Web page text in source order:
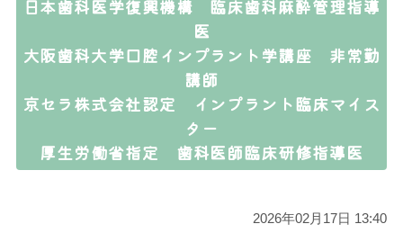
日本歯科医学復興機構 臨床歯科麻酔管理指導
医
大阪歯科大学口腔インプラント学講座 非常勤
講師
京セラ株式会社認定 インプラント臨床マイス
ター
厚生労働省指定 歯科医師臨床研修指導医
2026年02月17日 13:40